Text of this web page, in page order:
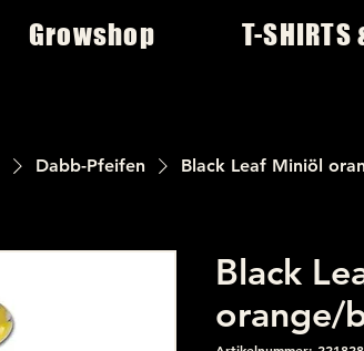
Growshop T-SHIRTS
Dabb-Pfeifen Black Leaf Miniöl
Black
orange/